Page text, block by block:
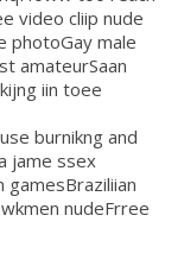
video cliip nude
photoGay male
amateurSaan
iin toee
burnikng and
jame ssex
nudeFrree